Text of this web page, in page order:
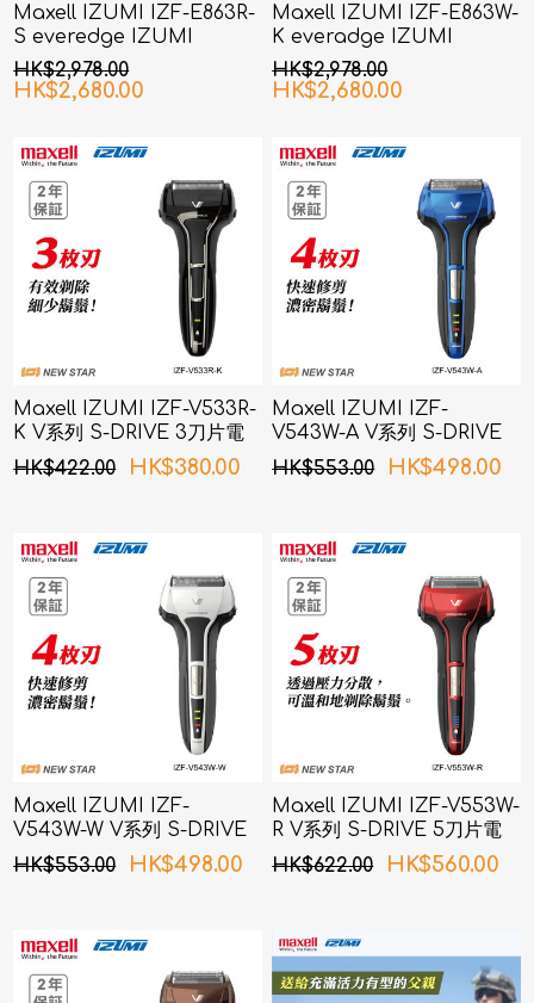
Maxell IZUMI IZF-E863R-
S everedge IZUMI
Premium 系列 6刀片AI智能
感應技術電鬚刨 (銀色)
HK$2,978.00
HK$2,680.00
Maxell IZUMI IZF-E863W-
K everadge IZUMI
Premium 系列 6刀片AI智能
感應技術電鬚刨 (黑鎳色)
HK$2,978.00
HK$2,680.00
Maxell IZUMI IZF-V533R-
K V系列 S-DRIVE 3刀片電
鬚刨 (黑色)
HK$422.00 HK$380.00
Maxell IZUMI IZF-
V543W-A V系列 S-DRIVE
4刀片電鬚刨 (藍色)
HK$553.00 HK$498.00
Maxell IZUMI IZF-
V543W-W V系列 S-DRIVE
4刀片電鬚刨 (白色)
HK$553.00 HK$498.00
Maxell IZUMI IZF-V553W-
R V系列 S-DRIVE 5刀片電
鬚刨 (紅色)
HK$622.00 HK$560.00